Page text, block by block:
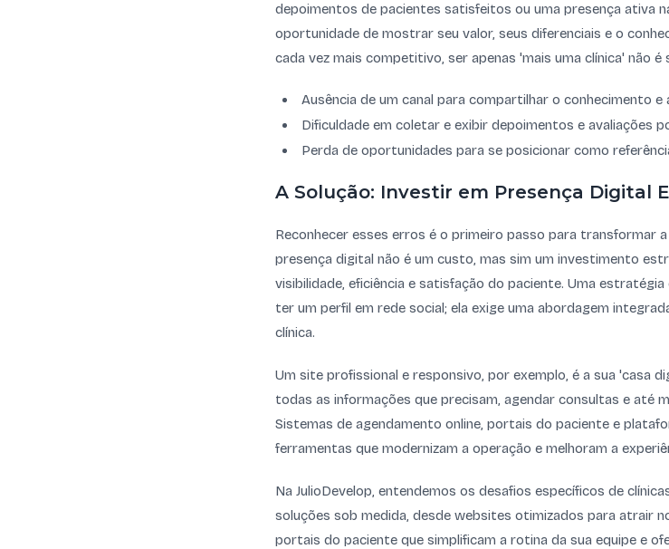
depoimentos de pacientes satisfeitos ou uma presença ativa
oportunidade de mostrar seu valor, seus diferenciais e o
cada vez mais competitivo, ser apenas 'mais uma clínica' não é
Ausência de um canal para compartilhar o conhecimento
Dificuldade em coletar e exibir depoimentos e avaliações
Perda de oportunidades para se posicionar como
A Solução: Investir em Presença Digital
Reconhecer esses erros é o primeiro passo para transformar
presença digital não é um custo, mas sim um investimento
visibilidade, eficiência e satisfação do paciente. Uma
ter um perfil em rede social; ela exige uma abordagem
clínica.
Um site profissional e responsivo, por exemplo, é a sua 'casa
todas as informações que precisam, agendar consultas e até
Sistemas de agendamento online, portais do paciente e
ferramentas que modernizam a operação e melhoram a
Na JulioDevelop, entendemos os desafios específicos de
soluções sob medida, desde websites otimizados para atrair
portais do paciente que simplificam a rotina da sua equipe e